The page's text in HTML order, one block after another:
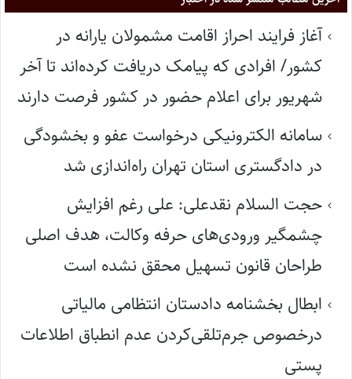
آغاز فرایند احراز اقامت مشمولان یارانه در
کشور/ افرادی که پیامک دریافت کرده‌اند تا آخر
شهریور برای اعلام حضور در کشور فرصت دارند
سامانه الکترونیکی درخواست عفو و بخشودگی
در دادگستری استان تهران راه‌اندازی شد
حجت السلام نقدعلی: علی رغم افزایش
چشمگیر ورودی‌های حرفه وکالت، هدف اصلی
طراحان قانون تسهیل محقق نشده است
ابطال بخشنامه دادستان انتظامی مالیاتی
درخصوص جرم‌تلقی‌کردن عدم انطباق اطلاعات
پستی